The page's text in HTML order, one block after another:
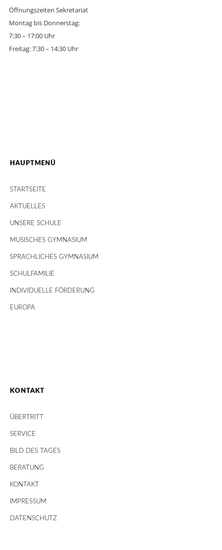
Öffnungszeiten Sekretariat
Montag bis Donnerstag:
7:30 – 17:00 Uhr
Freitag: 7:30 – 14:30 Uhr
HAUPTMENÜ
STARTSEITE
AKTUELLES
UNSERE SCHULE
MUSISCHES GYMNASIUM
SPRACHLICHES GYMNASIUM
SCHULFAMILIE
INDIVIDUELLE FÖRDERUNG
EUROPA
KONTAKT
ÜBERTRITT
SERVICE
BILD DES TAGES
BERATUNG
KONTAKT
IMPRESSUM
DATENSCHUTZ